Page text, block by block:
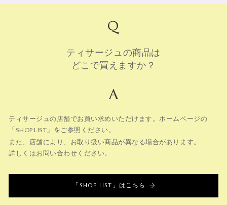
Q
ティサージュの商品は
どこで買えますか？
A
ティサージュの店舗でお買い求めいただけます。ホームページの
「 SHOP LIST 」をご参照ください。
また、店舗により、お取り扱い商品が異なる場合があります。
詳しくはお問い合わせください。
「 SHOP LIST 」はこちら